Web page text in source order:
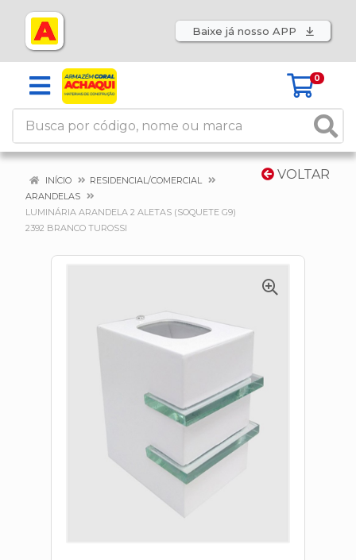
Baixe já nosso APP
0
VOLTAR
INÍCIO
RESIDENCIAL/COMERCIAL
ARANDELAS
LUMINÁRIA ARANDELA 2 ALETAS (SOQUETE G9)
2392 BRANCO TUROSSI